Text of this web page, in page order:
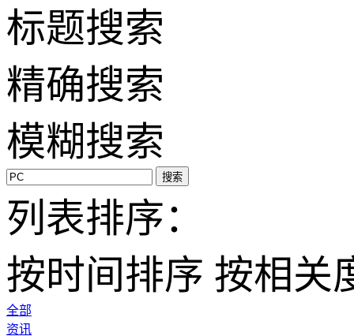
标题搜索
精确搜索
模糊搜索
搜索
列表排序：
按时间排序 按相关
全部
资讯